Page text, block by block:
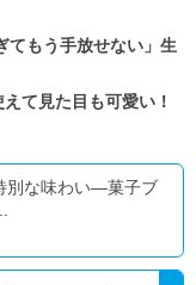
てもう手放せない」生
て見た目も可愛い！
別な味わい―菓子ブ